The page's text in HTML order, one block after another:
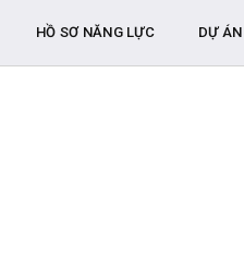
HỒ SƠ NĂNG LỰC DỰ ÁN